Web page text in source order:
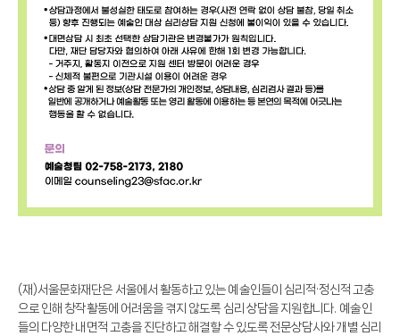
(재 )서울문화재단은 서울에서 활동하고 있는 예술인들이 심리적·정신적 고충
으로 인해 창작활동에 어려움을 겪지 않도록 심리 상담을 지원합니다. 예술인
들의 다양한 내면적 고충을 진단하고 해결할 수 있도록 전문상담사와 개별 심리